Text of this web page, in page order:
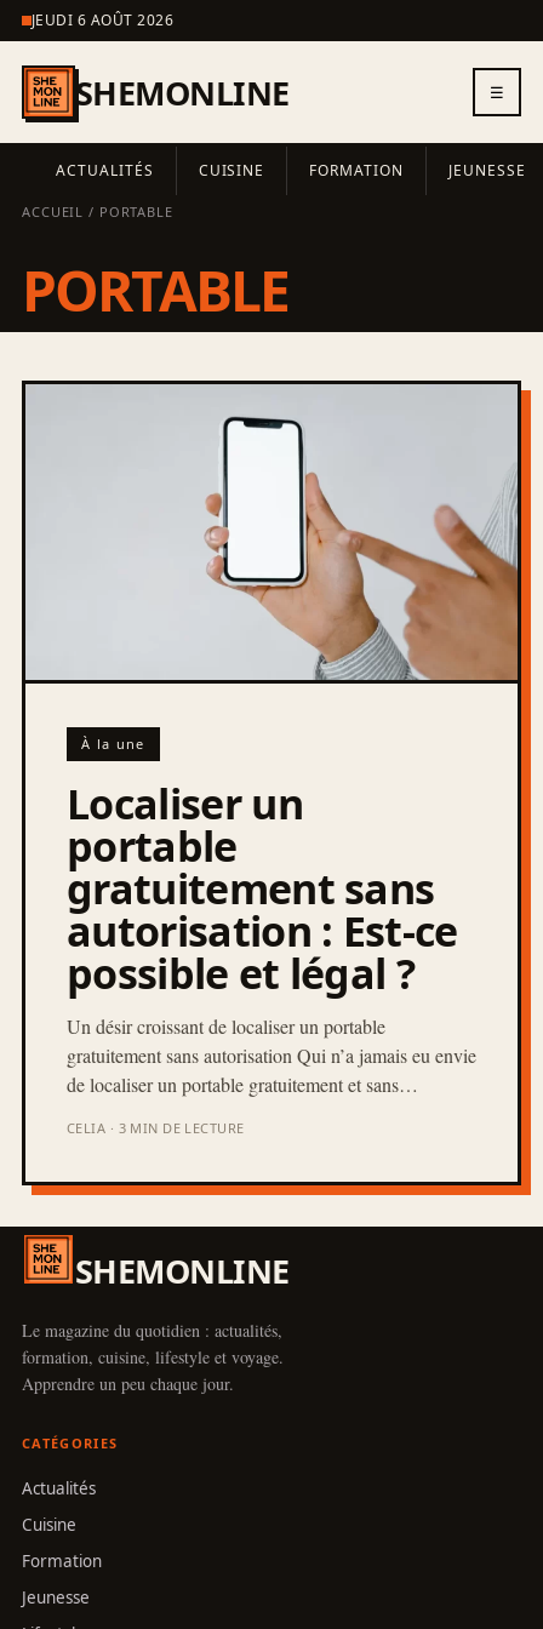
JEUDI 6 AOÛT 2026
SHEMONLINE ☰
ACTUALITÉS CUISINE FORMATION JEUNESSE
ACCUEIL / PORTABLE
PORTABLE
À la une
Localiser un
portable
gratuitement sans
autorisation : Est-ce
possible et légal ?
Un désir croissant de localiser un portable
gratuitement sans autorisation Qui n’a jamais eu envie
de localiser un portable gratuitement et sans…
CELIA · 3 MIN DE LECTURE
SHEMONLINE
Le magazine du quotidien : actualités,
formation, cuisine, lifestyle et voyage.
Apprendre un peu chaque jour.
CATÉGORIES
Actualités
Cuisine
Formation
Jeunesse